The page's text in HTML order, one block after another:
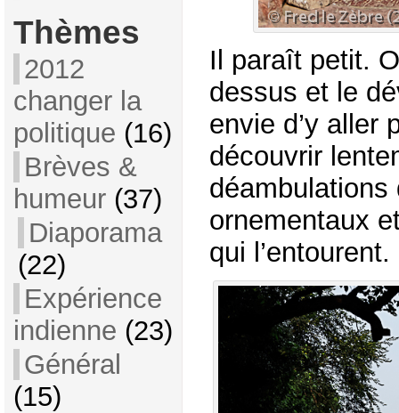
Thèmes
2012
changer la
politique (16)
Brèves &
humeur(37)
Diaporama
(22)
Expérience
indienne (23)
Général
(15)
Il paraît petit.
dessus et le
envie d’y aller
découvrir
ornementaux
qui l’entourent.